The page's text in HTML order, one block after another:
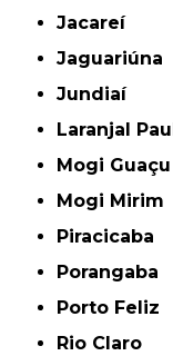
Jacareí
Jaguariúna
Jundiaí
Laranjal
Mogi Guaçu
Mogi Mirim
Piracicaba
Porangaba
Porto Feliz
Rio Claro